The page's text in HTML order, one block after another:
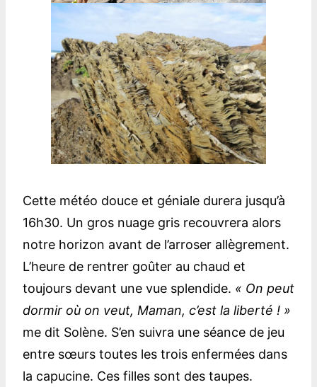
Cette météo douce et géniale durera jusqu’à
16h30. Un gros nuage gris recouvrera alors
notre horizon avant de l’arroser allègrement.
L’heure de rentrer goûter au chaud et
toujours devant une vue splendide. « On peut
dormir où on veut, Maman, c’est la liberté ! »
me dit Solène. S’en suivra une séance de jeu
entre sœurs toutes les trois enfermées dans
la capucine. Ces filles sont des taupes.